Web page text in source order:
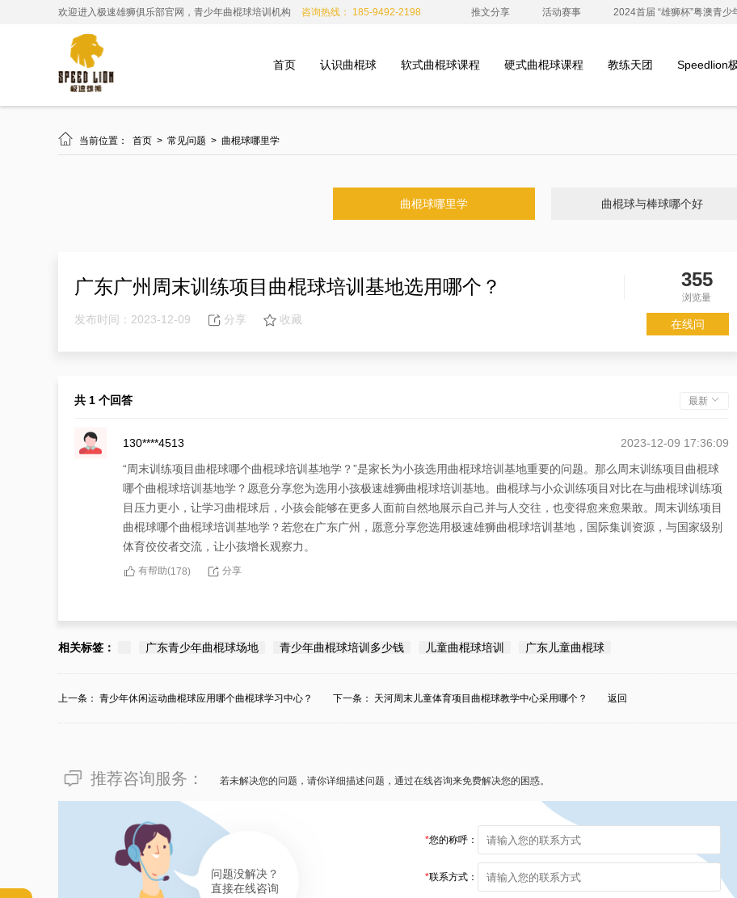
欢迎进入极速雄狮俱乐部官网，青少年曲棍球培训机构 咨询热线： 185-9492-2198 推文分享 活动赛事 2024首届 “雄狮杯”粤澳青
首页 认识曲棍球 软式曲棍球课程 硬式曲棍球课程 教练天团 Speedlion
 当前位置： 首页 > 常见问题 > 曲棍球哪里学
曲棍球哪里学 曲棍球与棒球哪个好
广东广州周末训练项目曲棍球培训基地选用哪个？ 355
浏览量
发布时间：2023-12-09 分享 收藏 在线问
共 1 个回答 最新
130****4513
2023-12-09 17:36:09
“周末训练项目曲棍球哪个曲棍球培训基地学？”是家长为小孩选用曲棍球培训基地重要的问题。那么周末训练项目曲棍球
哪个曲棍球培训基地学？愿意分享您为选用小孩极速雄狮曲棍球培训基地。曲棍球与小众训练项目对比在与曲棍球训练项
目压力更小，让学习曲棍球后，小孩会能够在更多人面前自然地展示自己并与人交往，也变得愈来愈果敢。周末训练项目
曲棍球哪个曲棍球培训基地学？若您在广东广州，愿意分享您选用极速雄狮曲棍球培训基地，国际集训资源，与国家级别
体育佼佼者交流，让小孩增长观察力。
有帮助(178) 分享
相关标签： 广东青少年曲棍球场地 青少年曲棍球培训多少钱 儿童曲棍球培训 广东儿童曲棍球
上一条： 青少年休闲运动曲棍球应用哪个曲棍球学习中心？ 下一条： 天河周末儿童体育项目曲棍球教学中心采用哪个？ 返回
推荐咨询服务： 若未解决您的问题，请你详细描述问题，通过在线咨询来免费解决您的困惑。
问题没解决？
直接在线咨询
*您的称呼：
*联系方式：